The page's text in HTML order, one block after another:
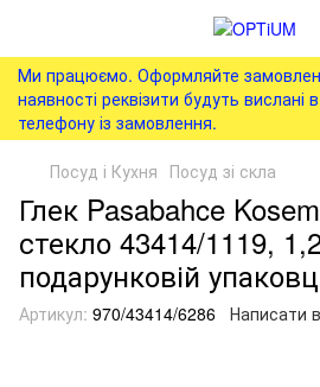
Ми працюємо. Оформляйте
наявності реквізити будуть вислані
телефону із замовлення.
Посуд і Кухня Посуд зі скла
Глек Pasabahce
стекло 43414/1119,
подарунковій
Артикул: 970/43414/6286 Написати